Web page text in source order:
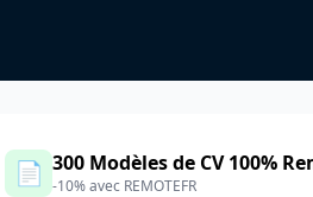
📄 300 Modèles de CV 100%
-10% avec REMOTEFR